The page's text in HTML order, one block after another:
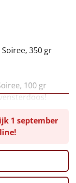
350 gr
100 gr
1 september